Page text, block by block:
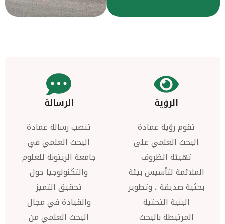
الرؤية
تقوم رؤية عمادة
البحث العلمي على
تهيئة الظروف
الملائمة لتأسيس بيئة
بحثية صديقة ، وتطوير
البنية التحتية
المرتبطة بالبحث
الرسالة
تنصب رسالة عمادة
البحث العلمي في
جامعة الزيتونة للعلوم
والتكنولوجيا حول
تحقيق التميز
والقيادة في مجال
البحث العلمي من